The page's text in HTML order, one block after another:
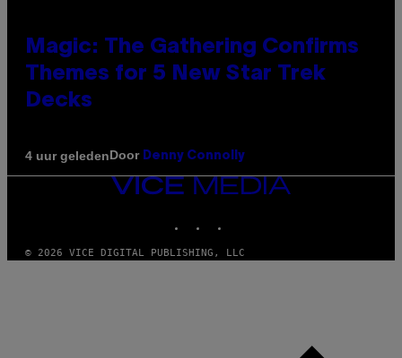
Magic: The Gathering Confirms
Themes for 5 New Star Trek
Decks
4 uur geledenDoor Denny Connolly
VICE
© 2026 VICE DIGITAL PUBLISHING, LLC